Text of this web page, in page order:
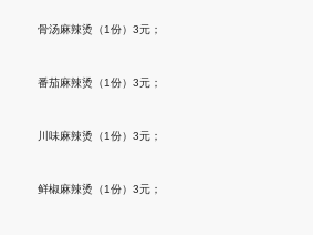
骨汤麻辣烫（1份）3元；
番茄麻辣烫（1份）3元；
川味麻辣烫（1份）3元；
鲜椒麻辣烫（1份）3元；